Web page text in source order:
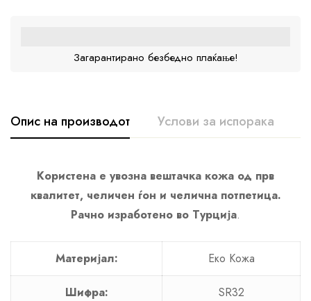
Загарантирано безбедно плаќање!
Опис на производот Услови за испорака
Користена е увозна вештачка кожа од прв
квалитет, челичен ѓон и челична потпетица.
Рачно изработено во Турција.
Материјал: Еко Кожа
Шифра: SR32